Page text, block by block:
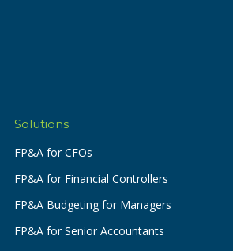
Solutions
FP&A for CFOs
FP&A for Financial Controllers
FP&A Budgeting for Managers
FP&A for Senior Accountants